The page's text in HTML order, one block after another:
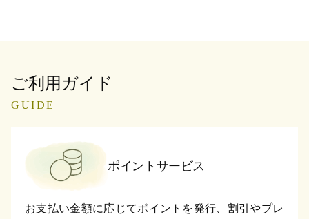
ご利用ガイド
GUIDE
ポイントサービス
お支払い金額に応じてポイントを発行、割引やプレ